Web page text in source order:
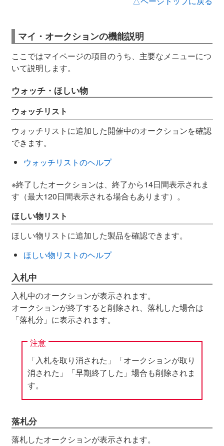
マイ・オークションの機能説明
ここではマイページの項目のうち、主要なメニューにつ
いて説明します。
ウォッチ・ほしい物
ウォッチリスト
ウォッチリストに追加した開催中のオークションを確認
できます。
ウォッチリストのヘルプ
※終了したオークションは、終了から14日間表示されま
す（最大120日間表示される場合もあります）。
ほしい物リスト
ほしい物リストに追加した製品を確認できます。
ほしい物リストのヘルプ
入札中
入札中のオークションが表示されます。
オークションが終了すると削除され、落札した場合は
「落札分」に表示されます。
注意
「入札を取り消された」「オークションが取り
消された」「早期終了した」場合も削除されま
す。
落札分
落札したオークションが表示されます。